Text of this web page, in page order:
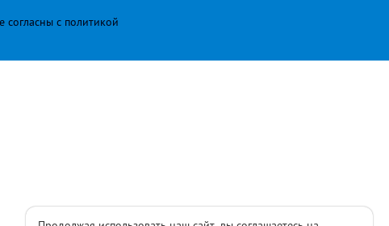
согласны с политикой